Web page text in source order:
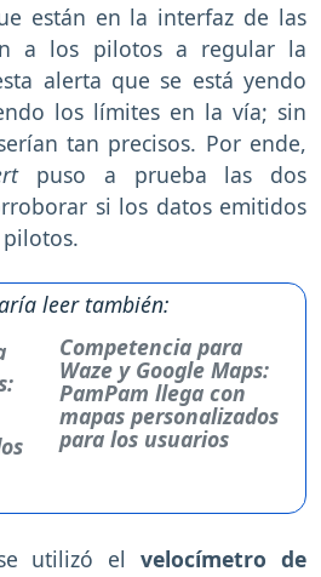
están en la interfaz de las
a los pilotos a regular la
alerta que se está yendo
los límites en la vía; sin
tan precisos. Por ende,
puso a prueba las dos
si los datos emitidos
leer también:
Competencia para
Waze y Google Maps:
PamPam llega con
mapas personalizados
para los usuarios
utilizó elvelocímetro de